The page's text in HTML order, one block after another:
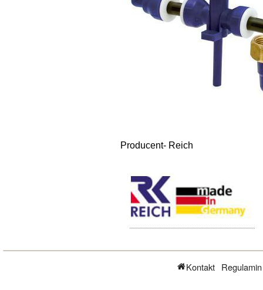
Producent- Reich
Kontakt